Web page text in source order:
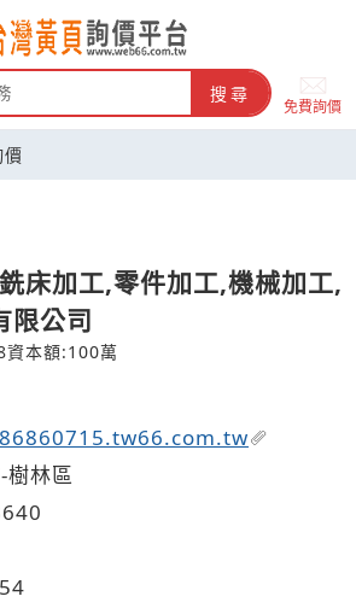
黃頁詢價平台搜尋
免費詢價
價
床加工,零件加工,機械加工,
限公司
資本額:100萬
樹林區